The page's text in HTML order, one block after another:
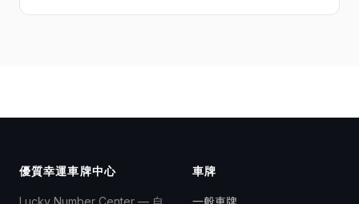
優質幸運車牌中心
Lucky Number Center — 自
車牌
一般車牌